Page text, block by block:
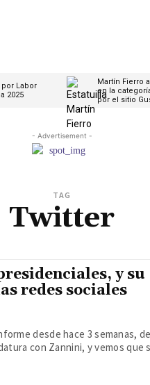
Labor
2025
Martín Fierro
en la
por el sitio
- Advertisement -
TAG
Twitter
y su
redes sociales
desde hace 3 semanas,
con Zannini, y vemos que